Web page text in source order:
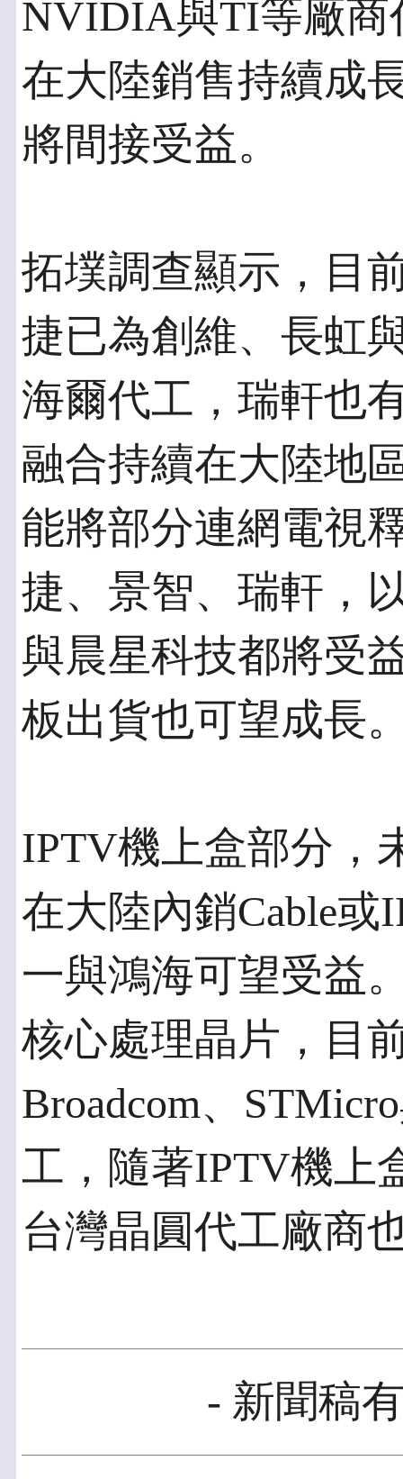
NVIDIA與TI等廠商
在大陸銷售持續成
將間接受益。
拓墣調查顯示，目
捷已為創維、長虹
海爾代工，瑞軒也
融合持續在大陸地
能將部分連網電視
捷、景智、瑞軒，
與晨星科技都將受
板出貨也可望成長
IPTV機上盒部分，
在大陸內銷Cable
一與鴻海可望受益
核心處理晶片，目
Broadcom、
工，隨著IPTV機上
台灣晶圓代工廠商
- 新聞稿